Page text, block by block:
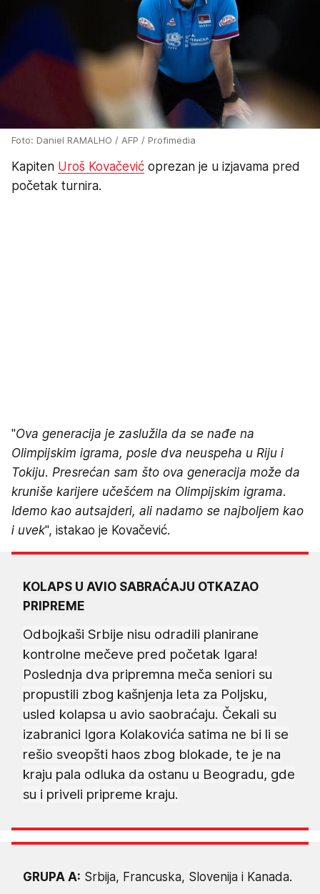
Foto: Daniel RAMALHO / AFP / Profimedia
Kapiten Uroš Kovačević oprezan je u izjavama pred
početak turnira.
"Ova generacija je zaslužila da se nađe na
Olimpijskim igrama, posle dva neuspeha u Riju i
Tokiju. Presrećan sam što ova generacija može da
kruniše karijere učešćem na Olimpijskim igrama.
Idemo kao autsajderi, ali nadamo se najboljem kao
i uvek", istakao je Kovačević.
KOLAPS U AVIO SABRAĆAJU OTKAZAO
PRIPREME
Odbojkaši Srbije nisu odradili planirane
kontrolne mečeve pred početak Igara!
Poslednja dva pripremna meča seniori su
propustili zbog kašnjenja leta za Poljsku,
usled kolapsa u avio saobraćaju. Čekali su
izabranici Igora Kolakovića satima ne bi li se
rešio sveopšti haos zbog blokade, te je na
kraju pala odluka da ostanu u Beogradu, gde
su i priveli pripreme kraju.
GRUPA A: Srbija, Francuska, Slovenija i Kanada.